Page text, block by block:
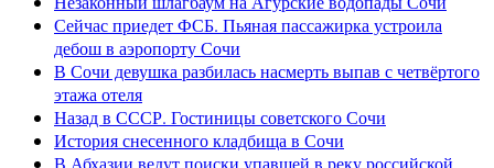
Сейчас приедет ФСБ. Пьяная пассажирка устроила
дебош в аэропорту Сочи
В Сочи девушка разбилась насмерть выпав с четвёртого
этажа отеля
Назад в СССР. Гостиницы советского Сочи
История снесенного кладбища в Сочи
В Абхазии ведут поиски упавшей в реку российской